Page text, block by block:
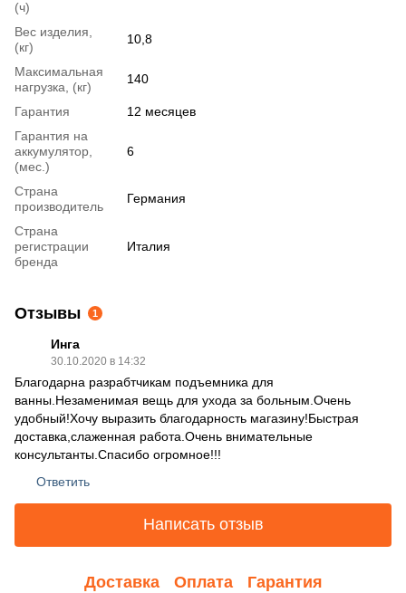
(ч)
Вес изделия,
(кг)
10,8
Максимальная
нагрузка, (кг)
140
Гарантия
12 месяцев
Гарантия на
аккумулятор,
(мес.)
6
Страна
производитель
Германия
Страна
регистрации
бренда
Италия
Отзывы 1
Инга
30.10.2020 в 14:32
Благодарна разрабтчикам подъемника для
ванны.Незаменимая вещь для ухода за больным.Очень
удобный!Хочу выразить благодарность магазину!Быстрая
доставка,слаженная работа.Очень внимательные
консультанты.Спасибо огромное!!!
Ответить
Написать отзыв
Доставка Оплата Гарантия